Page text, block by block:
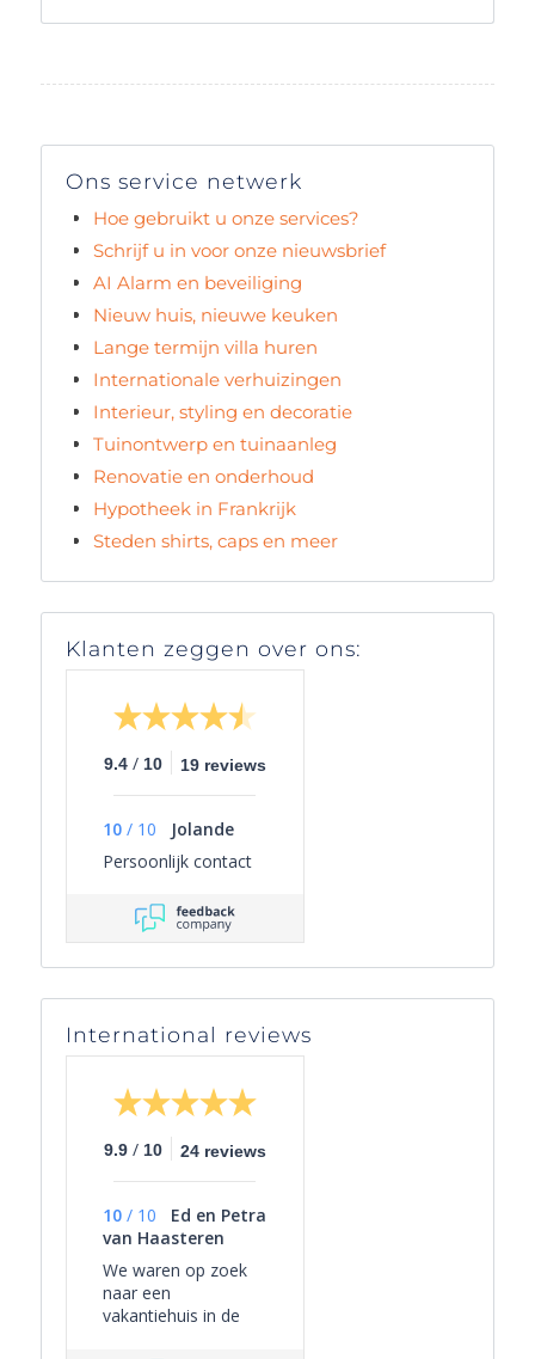
Ons service netwerk
Hoe gebruikt u onze services?
Schrijf u in voor onze nieuwsbrief
AI Alarm en beveiliging
Nieuw huis, nieuwe keuken
Lange termijn villa huren
Internationale verhuizingen
Interieur, styling en decoratie
Tuinontwerp en tuinaanleg
Renovatie en onderhoud
Hypotheek in Frankrijk
Steden shirts, caps en meer
Klanten zeggen over ons:
9.4 / 10 19 reviews
10 / 10
Jolande
Persoonlijk contact
International reviews
9.9 / 10 24 reviews
10 / 10
Ed en Petra
van Haasteren
We waren op zoek
naar een
vakantiehuis in de